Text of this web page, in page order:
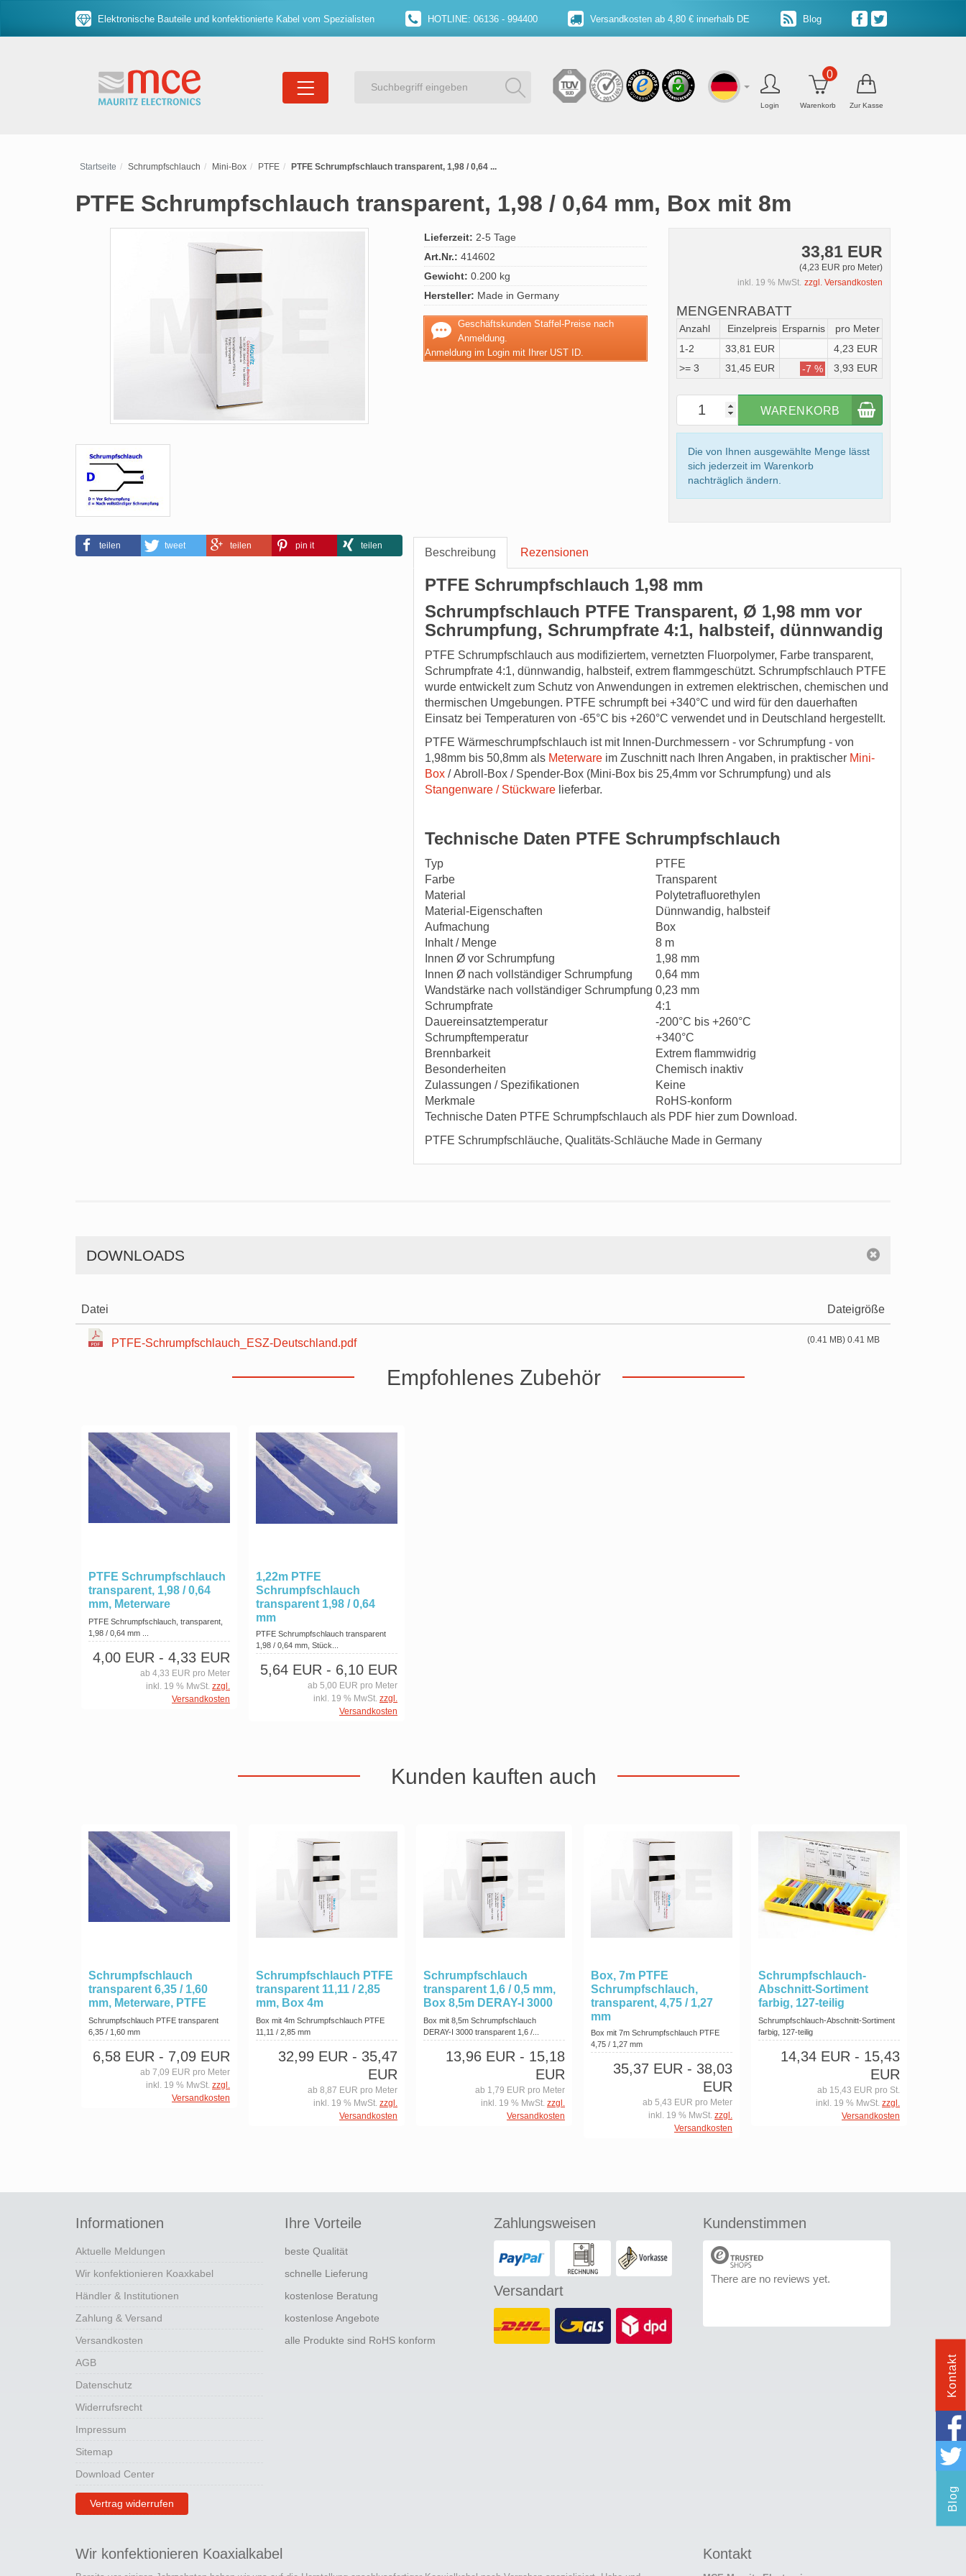
Elektronische Bauteile und konfektionierte Kabel vom Spezialisten HOTLINE: 06136 - 994400 Versandkosten ab 4,80 € innerhalb DE Blog
Login Warenkorb
0
Zur Kasse
Startseite Schrumpfschlauch Mini-Box PTFE PTFE Schrumpfschlauch transparent, 1,98 / 0,64 ...
PTFE Schrumpfschlauch transparent, 1,98 / 0,64 mm, Box mit 8m
teilen tweet teilen pin it teilen
Lieferzeit: 2-5 Tage
Art.Nr.: 414602
Gewicht: 0.200 kg
Hersteller: Made in Germany
Geschäftskunden Staffel-Preise nach
Anmeldung.
Anmeldung im Login mit Ihrer UST ID.
33,81 EUR
(4,23 EUR pro Meter)
inkl. 19 % MwSt. zzgl. Versandkosten
MENGENRABATT
Anzahl Einzelpreis Ersparnis
pro Meter
1-2
33,81 EUR
4,23 EUR
>= 3
31,45 EUR -7 % 3,93 EUR
WARENKORB
Die von Ihnen ausgewählte Menge lässt
sich jederzeit im Warenkorb
nachträglich ändern.
Beschreibung Rezensionen
PTFE Schrumpfschlauch 1,98 mm
Schrumpfschlauch PTFE Transparent, Ø 1,98 mm vor
Schrumpfung, Schrumpfrate 4:1, halbsteif, dünnwandig
PTFE Schrumpfschlauch aus modifiziertem, vernetzten Fluorpolymer, Farbe transparent,
Schrumpfrate 4:1, dünnwandig, halbsteif, extrem flammgeschützt. Schrumpfschlauch PTFE
wurde entwickelt zum Schutz von Anwendungen in extremen elektrischen, chemischen und
thermischen Umgebungen. PTFE schrumpft bei +340°C und wird für den dauerhaften
Einsatz bei Temperaturen von -65°C bis +260°C verwendet und in Deutschland hergestellt.
PTFE Wärmeschrumpfschlauch ist mit Innen-Durchmessern - vor Schrumpfung - von
1,98mm bis 50,8mm als Meterware im Zuschnitt nach Ihren Angaben, in praktischer Mini-
Box / Abroll-Box / Spender-Box (Mini-Box bis 25,4mm vor Schrumpfung) und als
Stangenware / Stückware lieferbar.
Technische Daten PTFE Schrumpfschlauch
Typ
PTFE
Farbe
Transparent
Material
Polytetrafluorethylen
Material-Eigenschaften
Dünnwandig, halbsteif
Aufmachung
Box
Inhalt / Menge
8 m
Innen Ø vor Schrumpfung
1,98 mm
Innen Ø nach vollständiger Schrumpfung
0,64 mm
Wandstärke nach vollständiger Schrumpfung 0,23 mm
Schrumpfrate
4:1
Dauereinsatztemperatur
-200°C bis +260°C
Schrumpftemperatur
+340°C
Brennbarkeit
Extrem flammwidrig
Besonderheiten
Chemisch inaktiv
Zulassungen / Spezifikationen
Keine
Merkmale
RoHS-konform
Technische Daten PTFE Schrumpfschlauch als PDF hier zum Download.
PTFE Schrumpfschläuche, Qualitäts-Schläuche Made in Germany
DOWNLOADS
Datei Dateigröße
PTFE-Schrumpfschlauch_ESZ-Deutschland.pdf (0.41 MB) 0.41 MB
Empfohlenes Zubehör
PTFE Schrumpfschlauch
transparent, 1,98 / 0,64
mm, Meterware
PTFE Schrumpfschlauch, transparent,
1,98 / 0,64 mm ...
4,00 EUR - 4,33 EUR
ab 4,33 EUR pro Meter
inkl. 19 % MwSt. zzgl.
Versandkosten
1,22m PTFE
Schrumpfschlauch
transparent 1,98 / 0,64
mm
PTFE Schrumpfschlauch transparent
1,98 / 0,64 mm, Stück...
5,64 EUR - 6,10 EUR
ab 5,00 EUR pro Meter
inkl. 19 % MwSt. zzgl.
Versandkosten
Kunden kauften auch
Schrumpfschlauch
transparent 6,35 / 1,60
mm, Meterware, PTFE
Schrumpfschlauch PTFE transparent
6,35 / 1,60 mm
6,58 EUR - 7,09 EUR
ab 7,09 EUR pro Meter
inkl. 19 % MwSt. zzgl.
Versandkosten
Schrumpfschlauch PTFE
transparent 11,11 / 2,85
mm, Box 4m
Box mit 4m Schrumpfschlauch PTFE
11,11 / 2,85 mm
32,99 EUR - 35,47
EUR
ab 8,87 EUR pro Meter
inkl. 19 % MwSt. zzgl.
Versandkosten
Schrumpfschlauch
transparent 1,6 / 0,5 mm,
Box 8,5m DERAY-I 3000
Box mit 8,5m Schrumpfschlauch
DERAY-I 3000 transparent 1,6 /...
13,96 EUR - 15,18
EUR
ab 1,79 EUR pro Meter
inkl. 19 % MwSt. zzgl.
Versandkosten
Box, 7m PTFE
Schrumpfschlauch,
transparent, 4,75 / 1,27
mm
Box mit 7m Schrumpfschlauch PTFE
4,75 / 1,27 mm
35,37 EUR - 38,03
EUR
ab 5,43 EUR pro Meter
inkl. 19 % MwSt. zzgl.
Versandkosten
Schrumpfschlauch-
Abschnitt-Sortiment
farbig, 127-teilig
Schrumpfschlauch-Abschnitt-Sortiment
farbig, 127-teilig
14,34 EUR - 15,43
EUR
ab 15,43 EUR pro St.
inkl. 19 % MwSt. zzgl.
Versandkosten
Informationen
Aktuelle Meldungen
Wir konfektionieren Koaxkabel
Händler & Institutionen
Zahlung & Versand
Versandkosten
AGB
Datenschutz
Widerrufsrecht
Impressum
Sitemap
Download Center
Vertrag widerrufen
Ihre Vorteile
beste Qualität
schnelle Lieferung
kostenlose Beratung
kostenlose Angebote
alle Produkte sind RoHS konform
Zahlungsweisen
Versandart
Kundenstimmen
There are no reviews yet.
Wir konfektionieren Koaxialkabel Kontakt
Kontakt
Blog